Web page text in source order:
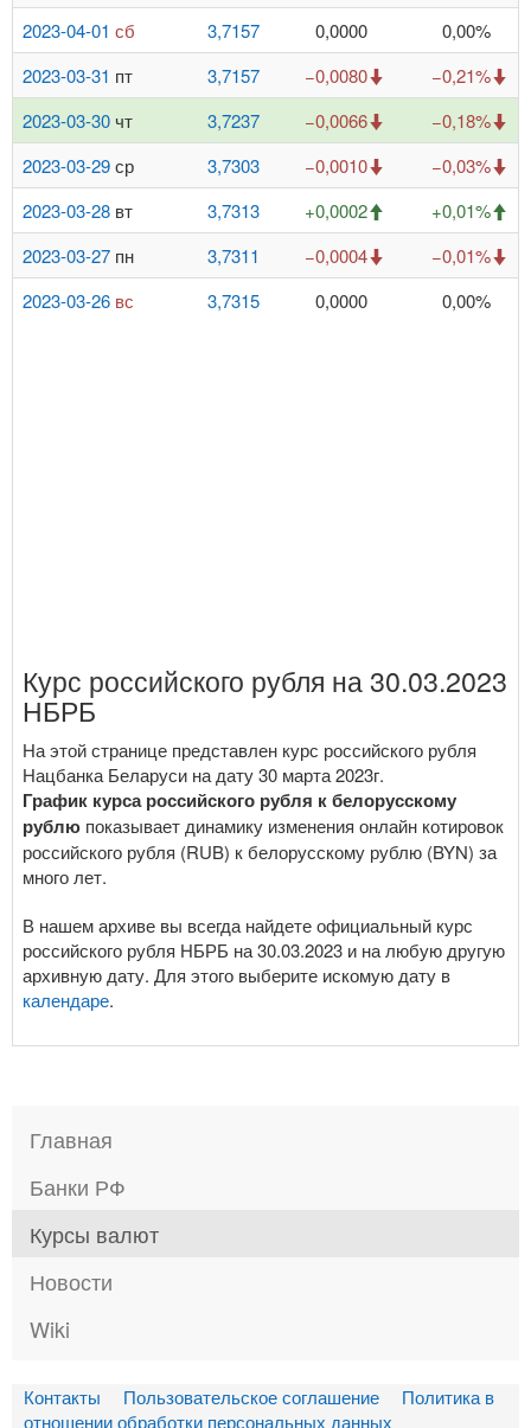
2023-04-01 сб 3,7157 0,0000
0,00%
2023-03-31 пт 3,7157 −0,0080
−0,21%
2023-03-30 чт 3,7237 −0,0066
−0,18%
2023-03-29ср 3,7303 −0,0010
−0,03%
2023-03-28 вт 3,7313 +0,0002
+0,01%
2023-03-27 пн 3,7311 −0,0004
−0,01%
2023-03-26 вс 3,7315 0,0000 0,00%
Курс российского рубля на 30.03.2023
НБРБ
На этой странице представлен курс российского рубля
Нацбанка Беларуси на дату 30 марта 2023г.
График курса российского рубля к белорусскому
рублю показывает динамику изменения онлайн котировок
российского рубля (RUB) к белорусскому рублю (BYN) за
много лет.
В нашем архиве вы всегда найдете официальный курс
российского рубля НБРБ на 30.03.2023 и на любую другую
архивную дату. Для этого выберите искомую дату в
календаре.
Главная
Банки РФ
Курсы валют
Новости
Wiki
Контакты Пользовательское соглашение
Политика в
отношении обработки персональных данных